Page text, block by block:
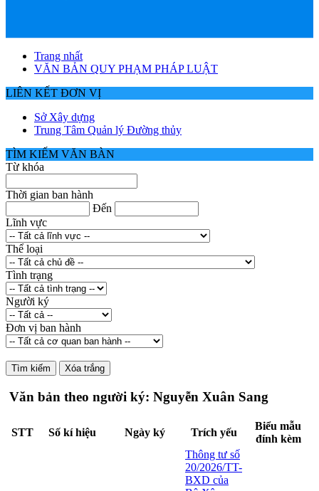
Trang nhất
VĂN BẢN QUY PHẠM PHÁP LUẬT
LIÊN KẾT ĐƠN VỊ
Sở Xây dựng
Trung Tâm Quản lý Đường thủy
TÌM KIẾM VĂN BÀN
Từ khóa
Thời gian ban hành
Đến
Lĩnh vực
Thể loại
Tình trạng
Người ký
Đơn vị ban hành
Văn bản theo người ký: Nguyễn Xuân Sang
STT Số kí hiệu Ngày ký Trích yếu
Biểu mẫu
đính kèm
Thông tư số
20/2026/TT-
BXD của